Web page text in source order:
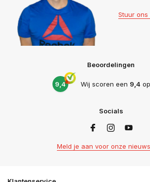
Stuur
Beoordelingen
9,4 Wij scoren een 9,4 op
Socials
Meld je aan voor onze